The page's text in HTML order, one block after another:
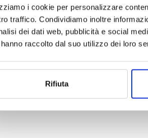
i cookie per personalizzare
traffico. Condividiamo inoltre
dei dati web, pubblicità e social
raccolto dal suo utilizzo dei loro
Rifiuta